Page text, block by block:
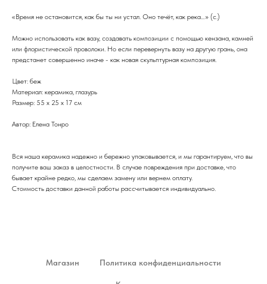
«Время не остановится, как бы ты ни устал. Оно течёт, как река…» (с.)
Можно использовать как вазу, создавать композиции с помощью кензана, камней
или флористической проволоки. Но если перевернуть вазу на другую грань, она
предстанет совершенно иначе - как новая скульптурная композиция.
Цвет: беж
Материал: керамика, глазурь
Размер: 55 х 25 х 17 см
Автор: Елена Тонро
Вся наша керамика надежно и бережно упаковывается, и мы гарантируем, что вы
получите ваш заказ в целостности. В случае повреждения при доставке, что
бывает крайне редко, мы сделаем замену или вернем оплату.
Стоимость доставки данной работы рассчитывается индивидуально.
Магазин Политика конфиденциальности